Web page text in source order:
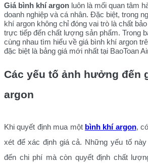
Giá bình khí argon luôn là mối quan tâm
doanh nghiệp và cá nhân. Đặc biệt, trong
khí argon không chỉ đóng vai trò là chất
trực tiếp đến chất lượng sản phẩm. Trong
cùng nhau tìm hiểu về giá bình khí argon
đặc biệt là bảng giá mới nhất tại BaoToan
Các yếu tố ảnh hưởng đến
argon
Khi quyết định mua một bình khí argon,
xét để xác định giá cả. Những yếu tố
đến chi phí mà còn quyết định chất